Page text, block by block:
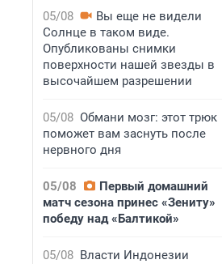
05/08
Вы еще не видели
Солнце в таком виде.
Опубликованы снимки
поверхности нашей звезды в
высочайшем разрешении
05/08 Обмани мозг: этот трюк
поможет вам заснуть после
нервного дня
05/08
Первый домашний
матч сезона принес «Зениту»
победу над «Балтикой»
05/08 Власти Индонезии